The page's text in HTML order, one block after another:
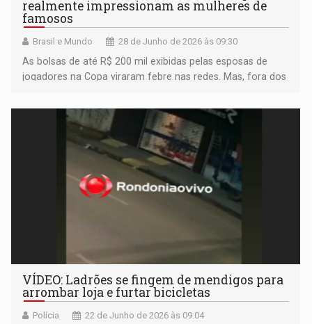
realmente impressionam as mulheres de
famosos
Brasil e Mundo 28 de Junho de 2026 às 09:30
As bolsas de até R$ 200 mil exibidas pelas esposas de
jogadores na Copa viraram febre nas redes. Mas, fora dos
conquista?
VÍDEO: Ladrões se fingem de mendigos para
arrombar loja e furtar bicicletas
Polícia 22 de Junho de 2026 às 09:04